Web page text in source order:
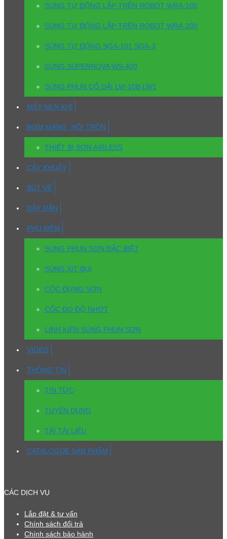
SÚNG TỰ ĐỘNG LẮP TRÊN ROBOT WRA-100
SÚNG TỰ ĐỘNG LẮP TRÊN ROBOT WRA-200
SÚNG TỰ ĐỘNG SGA-101 SGA-3
SÚNG SUPERNOVA WS-400
SÚNG PHUN CỔ DÀI LW-10B LW1
MÁY NÉN KHÍ
BƠM MÀNG, NỒI TRỘN
THIẾT BỊ SƠN AIRLESS
CÂY KHUẤY
BÚT VẼ
DÂY DẪN
PHỤ KIỆN
SÚNG PHUN SƠN ĐẶC BIỆT
SÚNG XỊT BỤI
CỐC ĐỰNG SƠN
CỐC ĐO ĐỘ NHỚT
LINH KIỆN SÚNG PHUN SƠN
VIDEO
THÔNG TIN
TIN TỨC
TUYỂN DỤNG
TẢI TÀI LIỆU
CATALOGUE SẢN PHẨM
CÁC DỊCH VỤ
Lắp đặt & tư vấn
Chính sách đổi trả
Chính sách bảo hành